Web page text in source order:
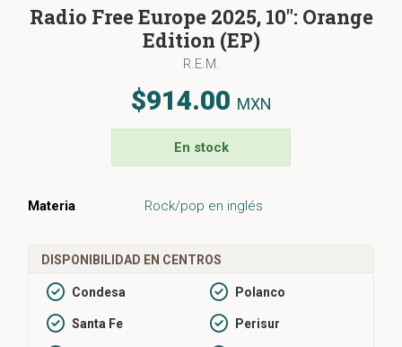
Radio Free Europe 2025, 10": Orange
Edition (EP)
R.E.M.
$914.00 MXN
En stock
Materia Rock/pop en inglés
DISPONIBILIDAD EN CENTROS
Condesa Polanco
Santa Fe Perisur